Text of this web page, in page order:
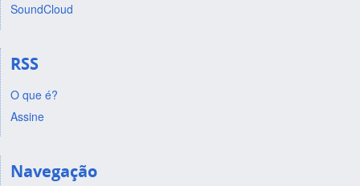
SoundCloud
RSS
O que é?
Assine
Navegação